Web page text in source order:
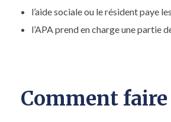
l’aide sociale ou le résident paye
l’APA prend en charge une partie
Comment faire